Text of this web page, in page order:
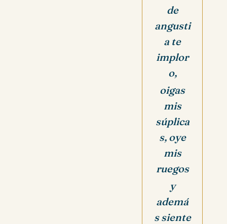
de
angusti
a te
implor
o,
oigas
mis
súplica
s, oye
mis
ruegos
y
ademá
s siente